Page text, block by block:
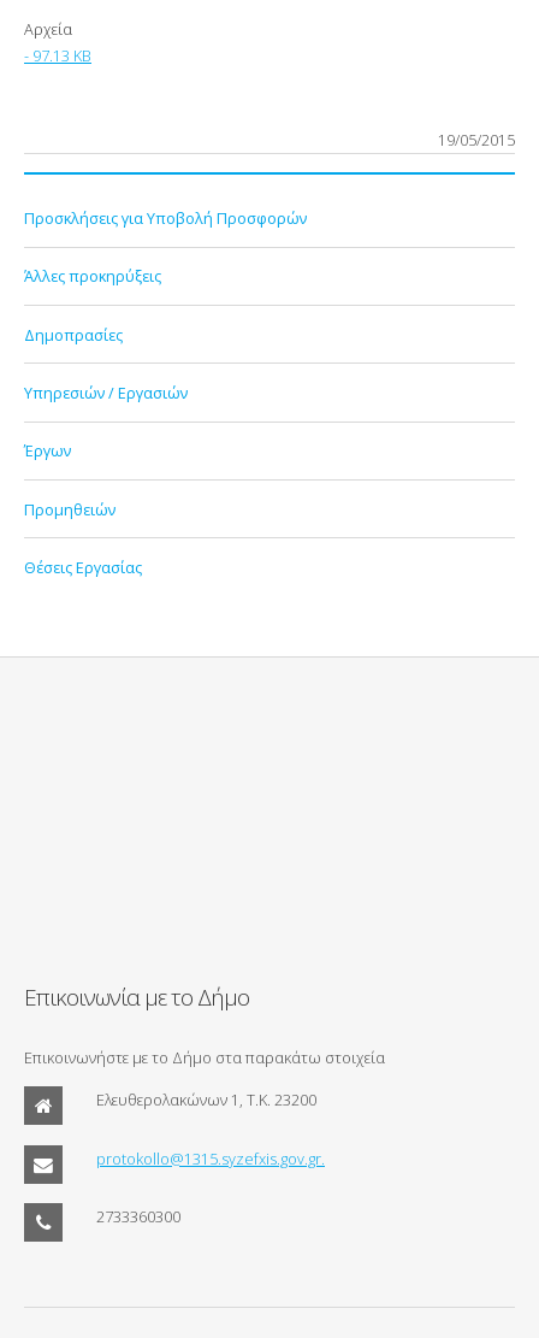
Αρχεία
- 97.13 KB
19/05/2015
Προσκλήσεις για Υποβολή Προσφορών
Άλλες προκηρύξεις
Δημοπρασίες
Υπηρεσιών / Εργασιών
Έργων
Προμηθειών
Θέσεις Εργασίας
Επικοινωνία με το Δήμο
Επικοινωνήστε με το Δήμο στα παρακάτω στοιχεία
Ελευθερολακώνων 1, Τ.Κ. 23200
protokollo@1315.syzefxis.gov.gr.
2733360300